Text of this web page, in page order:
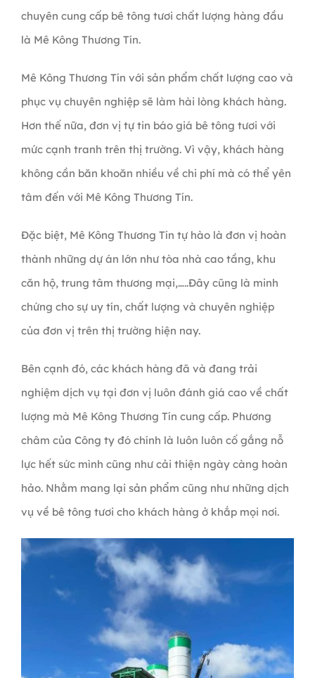
chuyên cung cấp bê tông tươi chất lượng hàng đầu
là Mê Kông Thương Tín.
Mê Kông Thương Tín với sản phẩm chất lượng cao và
phục vụ chuyên nghiệp sẽ làm hài lòng khách hàng.
Hơn thế nữa, đơn vị tự tin báo giá bê tông tươi với
mức cạnh tranh trên thị trường. Vì vậy, khách hàng
không cần băn khoăn nhiều về chi phí mà có thể yên
tâm đến với Mê Kông Thương Tín.
Đặc biệt, Mê Kông Thương Tín tự hào là đơn vị hoàn
thành những dự án lớn như tòa nhà cao tầng, khu
căn hộ, trung tâm thương mại,…..Đây cũng là minh
chứng cho sự uy tín, chất lượng và chuyên nghiệp
của đơn vị trên thị trường hiện nay.
Bên cạnh đó, các khách hàng đã và đang trải
nghiệm dịch vụ tại đơn vị luôn đánh giá cao về chất
lượng mà Mê Kông Thương Tín cung cấp. Phương
châm của Công ty đó chính là luôn luôn cố gắng nỗ
lực hết sức mình cũng như cải thiện ngày càng hoàn
hảo. Nhằm mang lại sản phẩm cũng như những dịch
vụ về bê tông tươi cho khách hàng ở khắp mọi nơi.